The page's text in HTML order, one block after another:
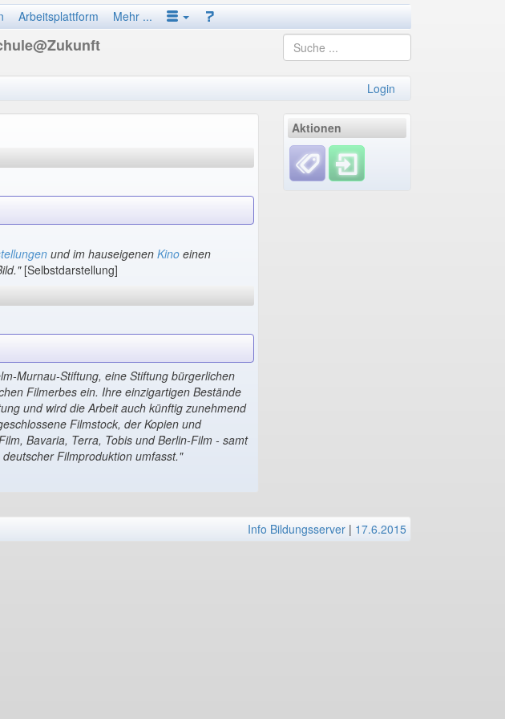
Arbeitsplattform Mehr ...
Login
und im hauseigenen Kino einen
[Selbstdarstellung]
Murnau-Stiftung, eine Stiftung bürgerlichen
Filmerbes ein. Ihre einzigartigen Bestände
und wird die Arbeit auch künftig zunehmend
Filmstock, der Kopien und
Bavaria, Terra, Tobis und Berlin-Film - samt
Filmproduktion umfasst."
Aktionen
Info Bildungsserver | 17.6.2015